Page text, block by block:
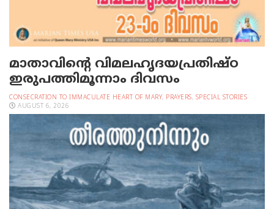
മാതാവിന്റെ വിമലഹൃദയപ്രതിഷ്ഠ
ഇരുപത്തിമൂന്നാം ദിവസം
CONSECRATION TO IMMACULATE HEART OF MARY, PRAYERS, SPECIAL STORIES
AUGUST 6, 2026